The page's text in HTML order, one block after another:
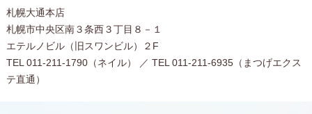
札幌大通本店
札幌市中央区南３条西３丁目８－１
エテルノビル（旧スワンビル）２F
TEL 011-211-1790（ネイル） ／ TEL 011-211-6935（まつげエクス
テ直通）